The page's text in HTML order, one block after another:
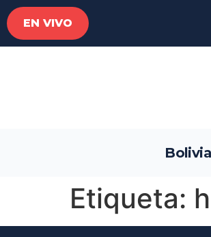
EN VIVO
Bolivia
Etiqueta: